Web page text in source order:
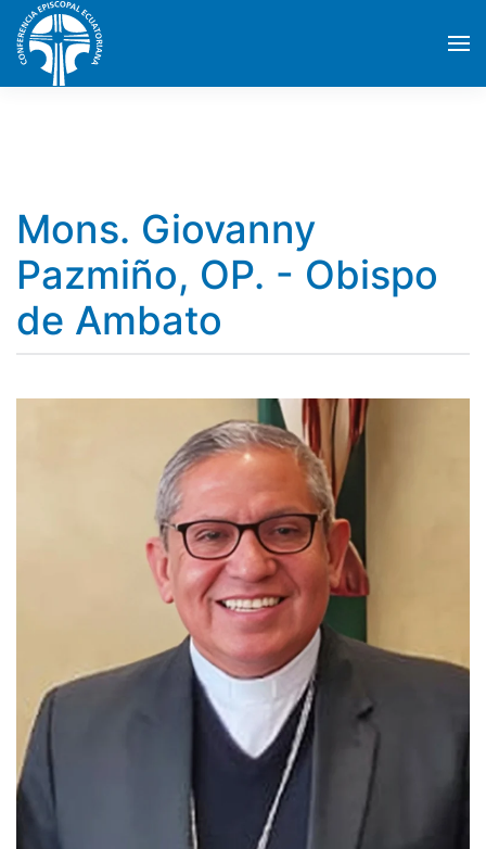
Skip to main content
Mons. Giovanny
Pazmiño, OP. - Obispo
de Ambato